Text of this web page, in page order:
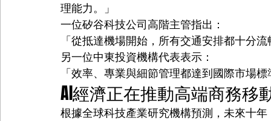
理能力。」
一位矽谷科技公司高階主管指出：
「從抵達機場開始，所有交通安排都十分
另一位中東投資機構代表表示：
「效率、專業與細節管理都達到國際市場
AI經濟正在推動高端商務移
根據全球科技產業研究機構預測，未來十年